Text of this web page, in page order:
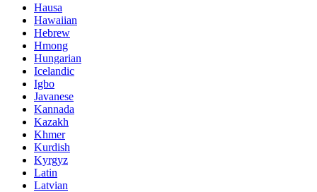
Hausa
Hawaiian
Hebrew
Hmong
Hungarian
Icelandic
Igbo
Javanese
Kannada
Kazakh
Khmer
Kurdish
Kyrgyz
Latin
Latvian